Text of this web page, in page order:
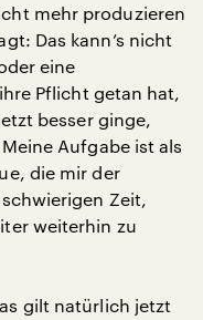
mehr produzieren
Das kann’s nicht
eine
Pflicht getan hat,
besser ginge,
Aufgabe ist als
die mir der
Zeit,
weiterhin zu
gilt natürlich jetzt